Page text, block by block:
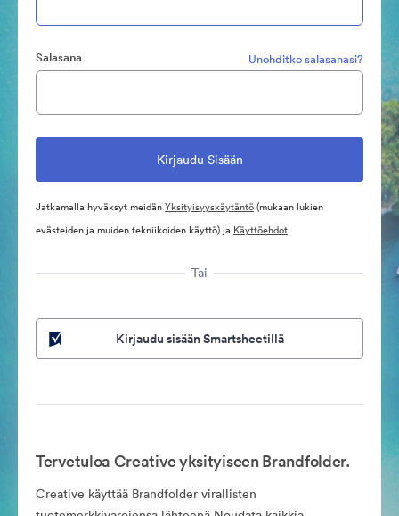
Salasana Unohditko salasanasi?
Jatkamalla hyväksyt meidänYksityisyyskäytäntö(mukaan lukien
evästeiden ja muiden tekniikoiden käyttö) ja Käyttöehdot
Tai
Kirjaudu sisään Smartsheetillä
Tervetuloa Creative yksityiseen Brandfolder.
Creative käyttää Brandfolder virallisten